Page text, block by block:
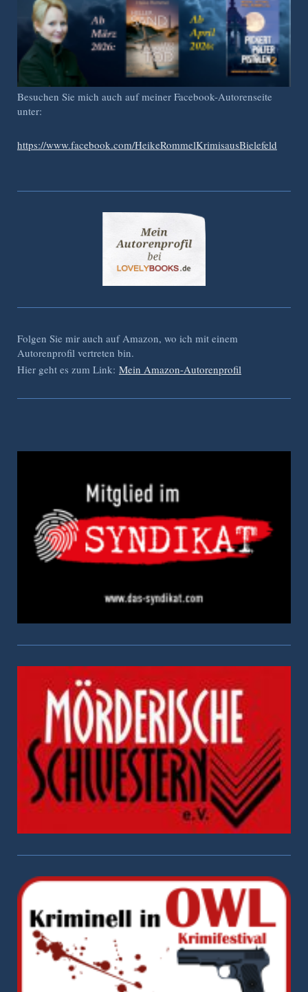
Besuchen Sie mich auch auf meiner Facebook-Autorenseite
unter:
https://www.facebook.com/HeikeRommelKrimisausBielefeld
Folgen Sie mir auch auf Amazon, wo ich mit einem
Autorenprofil vertreten bin.
Hier geht es zum Link: Mein Amazon-Autorenprofil